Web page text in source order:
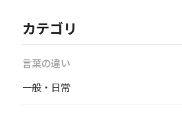
カテゴリ
言葉の違い
一般・日常